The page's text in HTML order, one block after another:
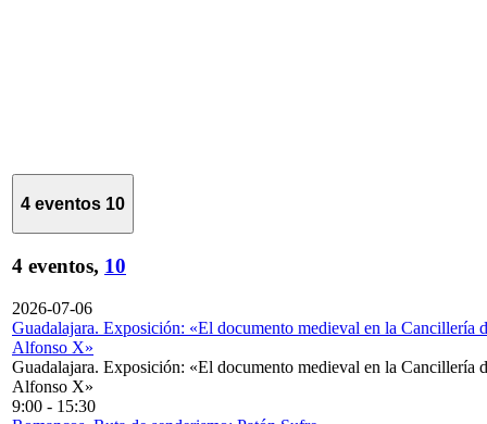
4 eventos 10
4 eventos, 10
2026-07-06
Guadalajara. Exposición: «El documento medieval en la Cancillería
Alfonso X»
Guadalajara. Exposición: «El documento medieval en la Cancillería
Alfonso X»
9:00 - 15:30